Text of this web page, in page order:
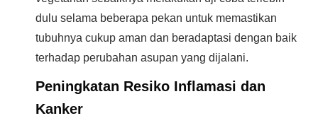
dulu selama beberapa pekan untuk memastikan
tubuhnya cukup aman dan beradaptasi dengan baik
terhadap perubahan asupan yang dijalani.
Peningkatan Resiko Inflamasi dan
Kanker